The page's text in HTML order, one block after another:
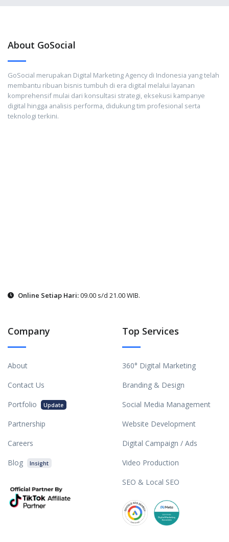
About GoSocial
GoSocial merupakan Digital Marketing Agency di Indonesia yang telah
membantu ribuan bisnis tumbuh di era digital melalui layanan
komprehensif mulai dari konsultasi strategi, eksekusi kampanye
digital hingga analisis performa, didukung tim profesional serta
teknologi terkini.
Online Setiap Hari:09.00 s/d 21.00 WIB.
Company
About
Contact Us
Portfolio
Update
Partnership
Careers
Blog
Insight
Top Services
360° Digital Marketing
Branding & Design
Social Media Management
Website Development
Digital Campaign / Ads
Video Production
SEO & Local SEO